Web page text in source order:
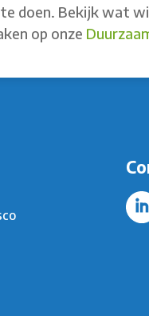
doen. Bekijk wat
op onze